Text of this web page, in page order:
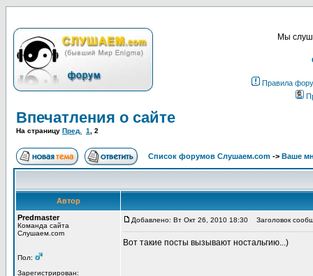
Мы
Правила
Впечатления о сайте
На страницу Пред. 1 2
Список форумов Слушаем.com -> Ваше
Автор
Predmaster
Команда сайта
Слушаем.com
Пол:
Зарегистрирован:
Добавлено: Вт Окт 26, 2010 18:30 Заголовок
Вот такие посты вызывают ностальгию...)